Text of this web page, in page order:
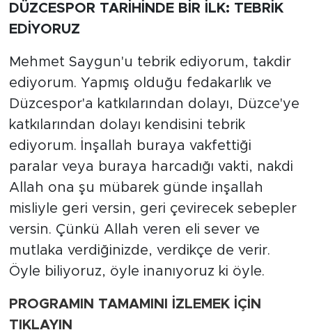
DÜZCESPOR TARİHİNDE BİR İLK: TEBRİK
EDİYORUZ
Mehmet Saygun'u tebrik ediyorum, takdir
ediyorum. Yapmış olduğu fedakarlık ve
Düzcespor'a katkılarından dolayı, Düzce'ye
katkılarından dolayı kendisini tebrik
ediyorum. İnşallah buraya vakfettiği
paralar veya buraya harcadığı vakti, nakdi
Allah ona şu mübarek günde inşallah
misliyle geri versin, geri çevirecek sebepler
versin. Çünkü Allah veren eli sever ve
mutlaka verdiğinizde, verdikçe de verir.
Öyle biliyoruz, öyle inanıyoruz ki öyle.
PROGRAMIN TAMAMINI İZLEMEK İÇİN
TIKLAYIN